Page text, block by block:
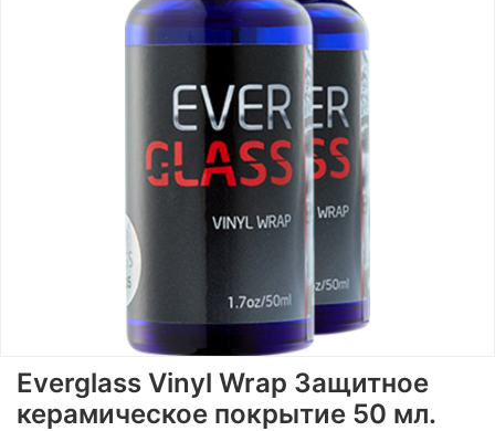
Everglass Vinyl Wrap Защитное
керамическое покрытие 50 мл.